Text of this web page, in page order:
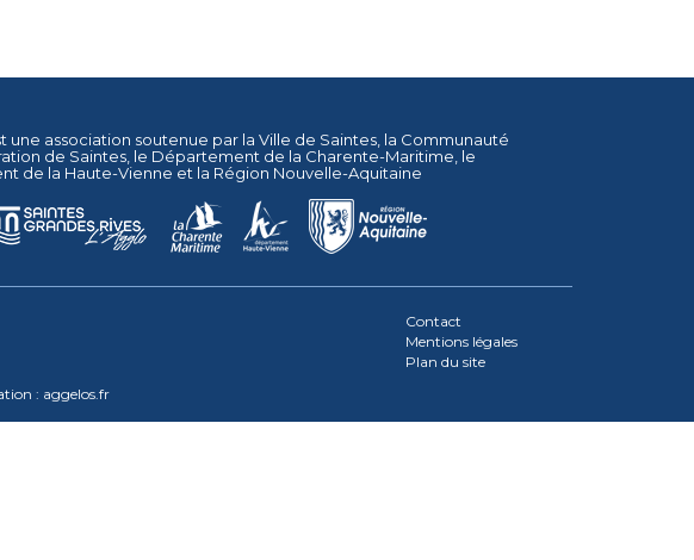
une association soutenue par la Ville de Saintes , la Communauté
de Saintes , le Département de la Charente-Maritime , le
de la Haute-Vienne et la Région Nouvelle-Aquitaine
Contact
Mentions légales
Plan du site
: aggelos.fr